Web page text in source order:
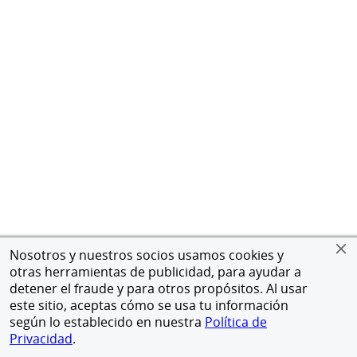
Nosotros y nuestros socios usamos cookies y
otras herramientas de publicidad, para ayudar a
detener el fraude y para otros propósitos. Al usar
este sitio, aceptas cómo se usa tu información
según lo establecido en nuestra Política de
Privacidad.